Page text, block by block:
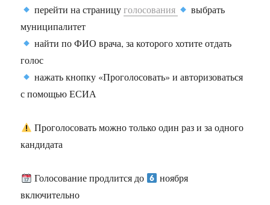
перейти на страницуголосования
выбрать
муниципалитет
найти по ФИО врача, за которого хотите отдать
голос
нажать кнопку «Проголосовать» и авторизоваться
с помощью ЕСИА
Проголосовать можно только один раз и за одного
кандидата
Голосование продлится до
ноября
включительно